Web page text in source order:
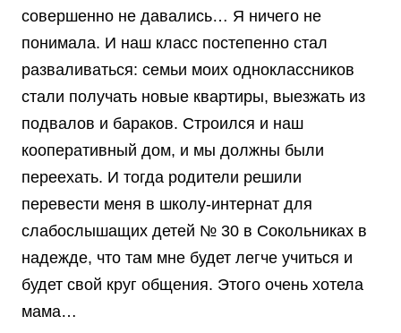
совершенно не давались… Я ничего не
понимала. И наш класс постепенно стал
разваливаться: семьи моих одноклассников
стали получать новые квартиры, выезжать из
подвалов и бараков. Строился и наш
кооперативный дом, и мы должны были
переехать. И тогда родители решили
перевести меня в школу-интернат для
слабослышащих детей № 30 в Сокольниках в
надежде, что там мне будет легче учиться и
будет свой круг общения. Этого очень хотела
мама…